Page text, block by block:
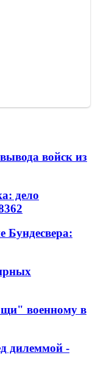
войск из
дело
Бундесвера:
военному в
дилеммой -